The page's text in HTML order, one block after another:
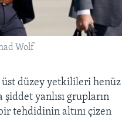
Wolf
düzey yetkilileri henüz
yanlısı grupların
tehdidinin altını çizen